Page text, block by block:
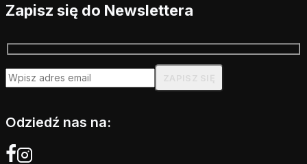
Zapisz się do Newslettera
Odziedź nas na: